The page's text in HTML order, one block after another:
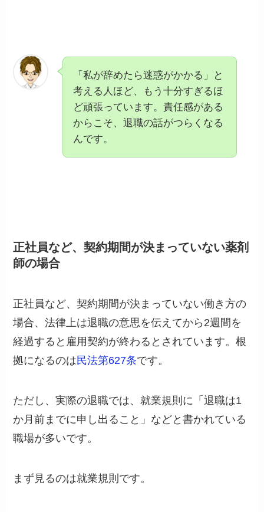
「私が辞めたら迷惑がかかる」と
考える人ほど、もう十分すぎるほ
ど頑張っています。責任感がある
からこそ、退職の話がつらくなる
んです。
正社員など、契約期間が決まっていない薬剤
師の場合
正社員など、契約期間が決まっていない働き方の
場合、法律上は退職の意思を伝えてから2週間を
経過すると雇用契約が終わるとされています。根
拠になるのは民法第627条です。
ただし、実際の退職では、就業規則に「退職は1
か月前までに申し出ること」などと書かれている
職場が多いです。
まず見るのは就業規則です。